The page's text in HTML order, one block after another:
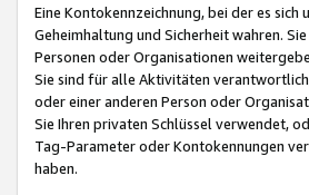
Eine Kontokennzeichnung, bei der es
Geheimhaltung und Sicherheit wahren.
Personen oder Organisationen
Sie sind für alle Aktivitäten
oder einer anderen Person oder
Sie Ihren privaten Schlüssel verwendet,
Tag-Parameter oder Kontokennungen
haben.